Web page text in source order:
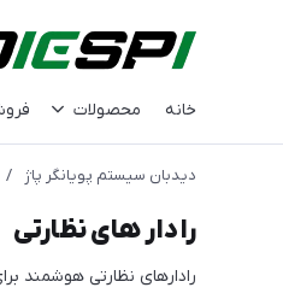
خانه محصولات
دیدبان سیستم پویانگر پاژ /
رادار های نظارتی
رادارهای نظارتی هوشمند